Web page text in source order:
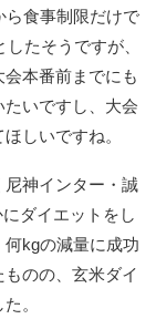
ら食事制限だけで
たそうですが、
本番前までにも
いですし、大会
しいですね。
神インター・誠
ダイエットをし
kgの減量に成功
のの、玄米ダイ
。